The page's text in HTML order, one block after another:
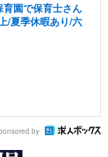
育園で保育士さん
/夏季休暇あり/六
by